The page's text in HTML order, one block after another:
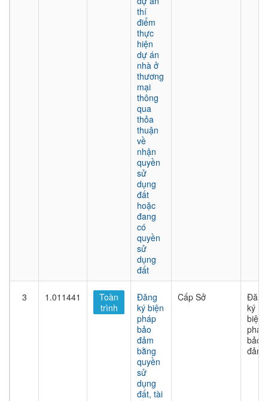
thí
điểm
thực
hiện
dự án
nhà ở
thương
mại
thông
qua
thỏa
thuận
về
nhận
quyền
sử
dụng
đất
hoặc
đang
có
quyền
sử
dụng
đất
3 1.011441
Toàn
trình
Đăng
ký biện
pháp
bảo
đảm
bằng
quyền
sử
dụng
đất, tài
Cấp Sở
Đăng
ký
biện
pháp
bảo
đảm